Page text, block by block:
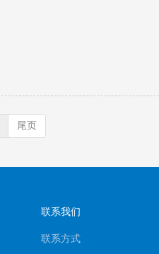
尾页
联系我们
联系方式